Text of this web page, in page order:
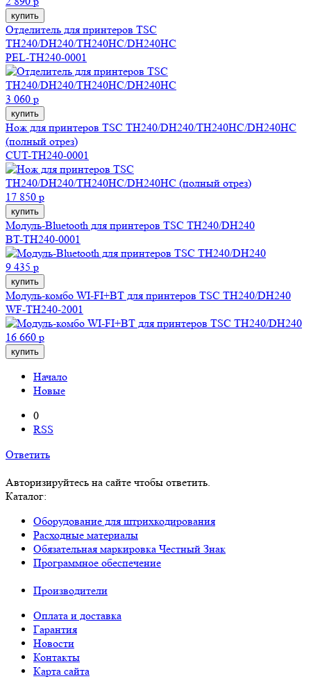
купить
Отделитель для принтеров TSC
TH240/DH240/TH240HC/DH240HC
PEL-TH240-0001
3 060 р
купить
Нож для принтеров TSC TH240/DH240/TH240HC/DH240HC
(полный отрез)
CUT-TH240-0001
17 850 р
купить
Модуль-Bluetooth для принтеров TSC TH240/DH240
BT-TH240-0001
9 435 р
купить
Модуль-комбо WI-FI+BT для принтеров TSC TH240/DH240
WF-TH240-2001
16 660 р
купить
Начало
Новые
0
RSS
Ответить
Авторизируйтесь на сайте чтобы ответить.
Каталог:
Оборудование для штрихкодирования
Расходные материалы
Обязательная маркировка Честный Знак
Программное обеспечение
Производители
Оплата и доставка
Гарантия
Новости
Контакты
Карта сайта